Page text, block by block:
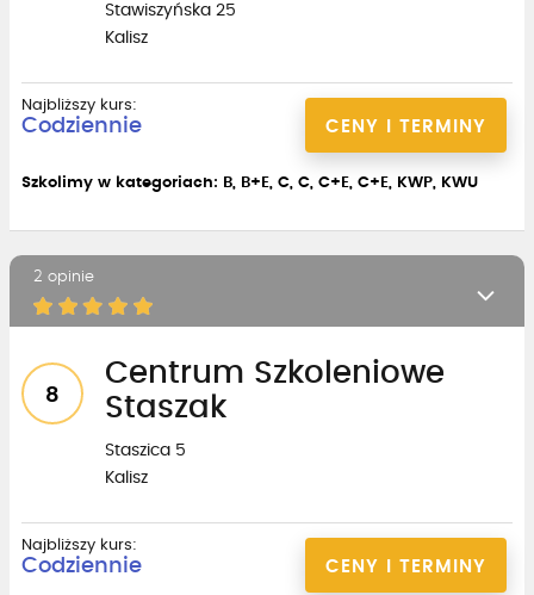
Stawiszyńska 25
Kalisz
CENY I TERMINY
Najbliższy kurs:
Codziennie
Szkolimy w kategoriach: B, B+E, C, C, C+E, C+E, KWP, KWU
2 opinie
8
Centrum Szkoleniowe
Staszak
Staszica 5
Kalisz
CENY I TERMINY
Najbliższy kurs:
Codziennie